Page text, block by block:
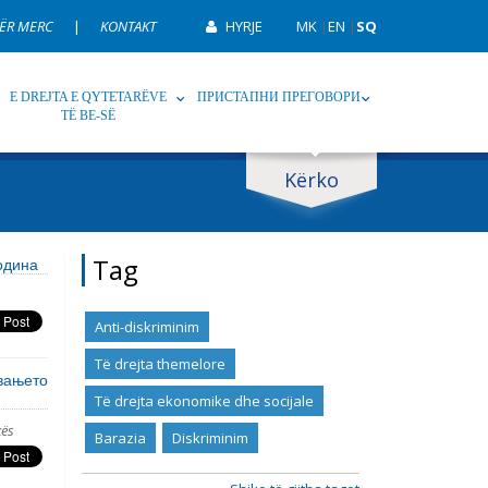
MERC | KONTAKT HYRJE MK |EN | SQ
E DREJTA E QYTETARËVE
TË BE-SË
ПРИСТАПНИ ПРЕГОВОРИ
Kërko
Tag
Anti-diskriminim
Të drejta themelore
Të drejta ekonomike dhe socijale
Barazia
Diskriminim